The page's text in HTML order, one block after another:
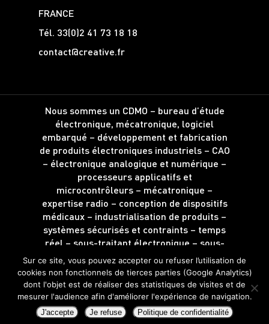
FRANCE
Tél. 33(0)2 41 73 18 18
contact@creative.fr
Nous sommes un CDMO – bureau d’étude
électronique, mécatronique, logiciel
embarqué – développement et fabrication
de produits électroniques industriels – CAO
– électronique analogique et numérique –
processeurs applicatifs et
microcontrôleurs – mécatronique –
expertise radio – conception de dispositifs
médicaux – industrialisation de produits –
systèmes sécurisés et contraints – temps
réel – sous-traitant électronique – sous-
traitance d’intégration.
Localisé à Angers – Saint-Barthélemy
d’Anjou – Maine-et-Loire – Région Pays de
la Loire – Grand Ouest – France
Sur ce site, vous pouvez accepter ou refuser l’utilisation de
cookies non fonctionnels de tierces parties (Google Analytics)
dont l'objet est de réaliser des statistiques de visites et de
mesurer l'audience afin d'améliorer l'expérience de navigation.
J'accepte Je refuse Politique de confidentialité